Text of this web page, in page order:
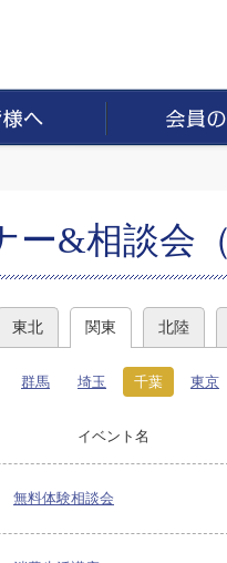
ー&相談会
東北 関東 北陸
群馬 埼玉 千葉 東京
イベント名
無料体験相談会